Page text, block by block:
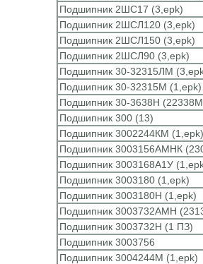
Подшипник 2ШС17 (3,epk)
Подшипник 2ШСЛ120 (3,epk)
Подшипник 2ШСЛ150 (3,epk)
Подшипник 2ШСЛ90 (3,epk)
Подшипник 30-32315ЛМ
Подшипник 30-32315М (1,epk)
Подшипник 30-3638Н
Подшипник 300 (13)
Подшипник 3002244КМ (1,epk)
Подшипник 3003156АМНК
Подшипник 3003168А1У
Подшипник 3003180 (1,epk)
Подшипник 3003180Н (1,epk)
Подшипник 3003732АМН
Подшипник 3003732Н (1 ПЗ)
Подшипник 3003756
Подшипник 3004244М (1,epk)